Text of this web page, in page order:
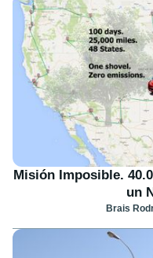
Misión Imposible.
un
Brais